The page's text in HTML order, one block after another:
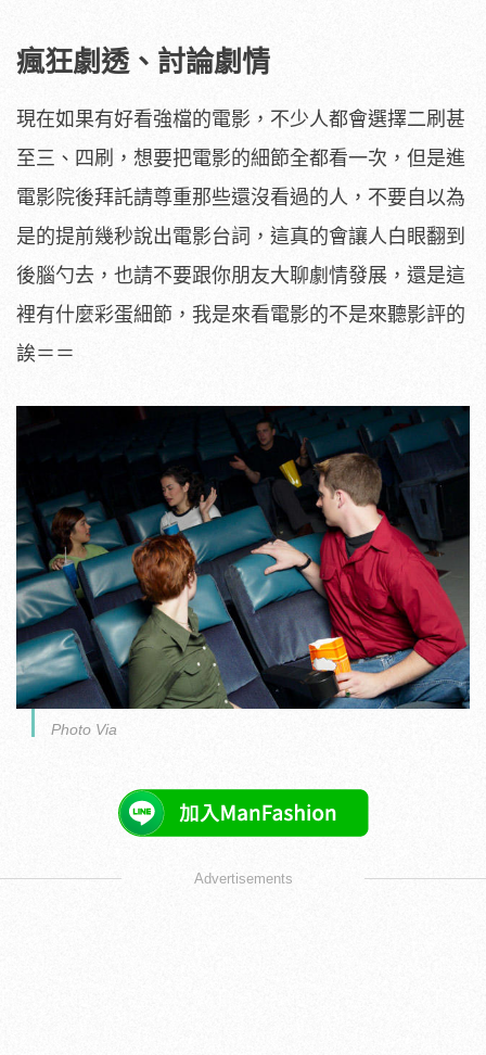
瘋狂劇透、討論劇情
現在如果有好看強檔的電影，不少人都會選擇二刷甚
至三、四刷，想要把電影的細節全都看一次，但是進
電影院後拜託請尊重那些還沒看過的人，不要自以為
是的提前幾秒說出電影台詞，這真的會讓人白眼翻到
後腦勺去，也請不要跟你朋友大聊劇情發展，還是這
裡有什麼彩蛋細節，我是來看電影的不是來聽影評的
誒＝＝
Photo Via
Advertisements